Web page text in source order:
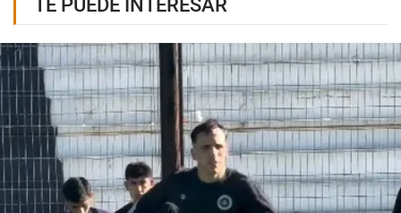
TE PUEDE INTERESAR